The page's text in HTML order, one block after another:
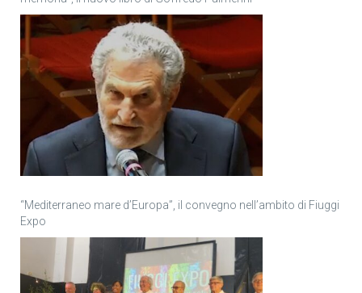
“Mediterraneo mare d’Europa”, il convegno nell’ambito di Fiuggi
Expo